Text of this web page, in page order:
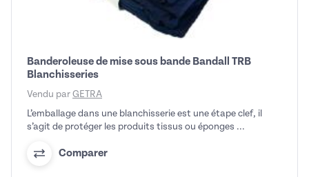
Banderoleuse de mise sous bande Bandall TRB
Blanchisseries
Vendu par GETRA
L’emballage dans une blanchisserie est une étape clef, il
s’agit de protéger les produits tissus ou éponges ...
Comparer